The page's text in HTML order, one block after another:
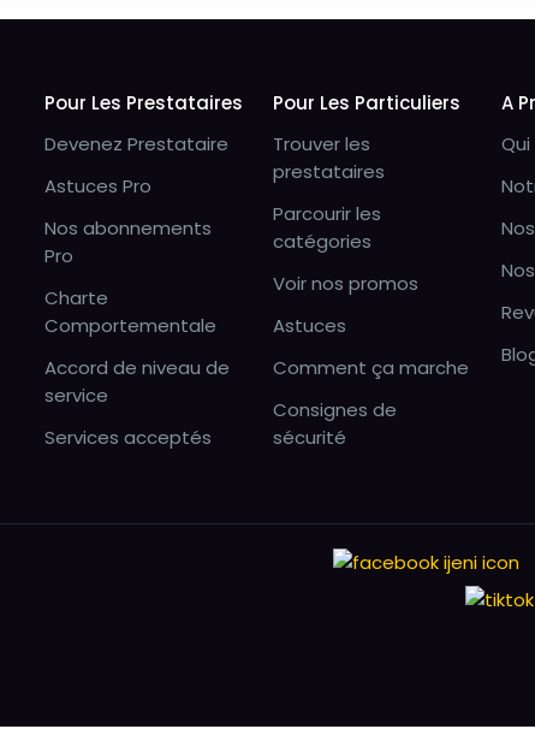
Pour Les Prestataires
Devenez Prestataire
Astuces Pro
Nos abonnements
Pro
Charte
Comportementale
Accord de niveau de
service
Services acceptés
Pour Les Particuliers
Trouver les
prestataires
Parcourir les
catégories
Voir nos promos
Astuces
Comment ça marche
Consignes de
sécurité
A